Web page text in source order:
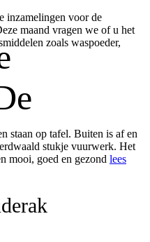
inzamelingen voor de
maand vragen we of u het
zoals waspoeder,
staan op tafel. Buiten is af en
stukje vuurwerk. Het
mooi, goed en gezond lees